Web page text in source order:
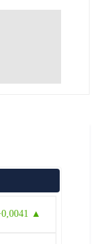
▲